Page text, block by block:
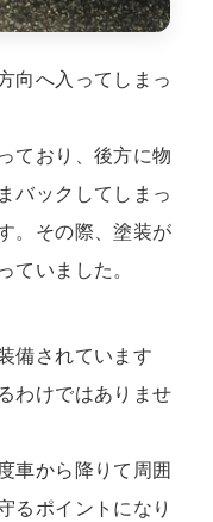
向へ入ってしまっ
ており、後方に物
バックしてしまっ
。その際、塗装が
ていました。
備されています
わけではありませ
車から降りて周囲
るポイントになり